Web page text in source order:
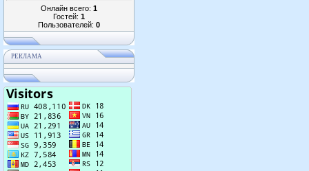
Онлайн всего: 1
Гостей: 1
Пользователей: 0
РЕКЛАМА